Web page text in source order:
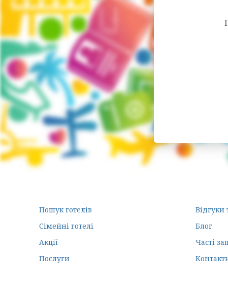
Пошук готелів
Сімейні готелі
Акції
Послуги
Відгуки
Блог
Часті